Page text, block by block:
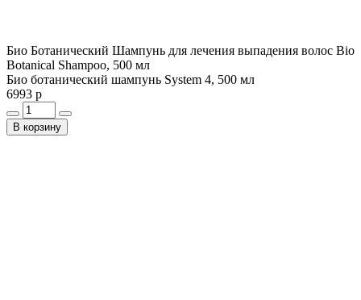
Био Ботанический Шампунь для лечения выпадения волос Bio
Botanical Shampoo, 500 мл
Био ботанический шампунь System 4, 500 мл
6993 р
В корзину